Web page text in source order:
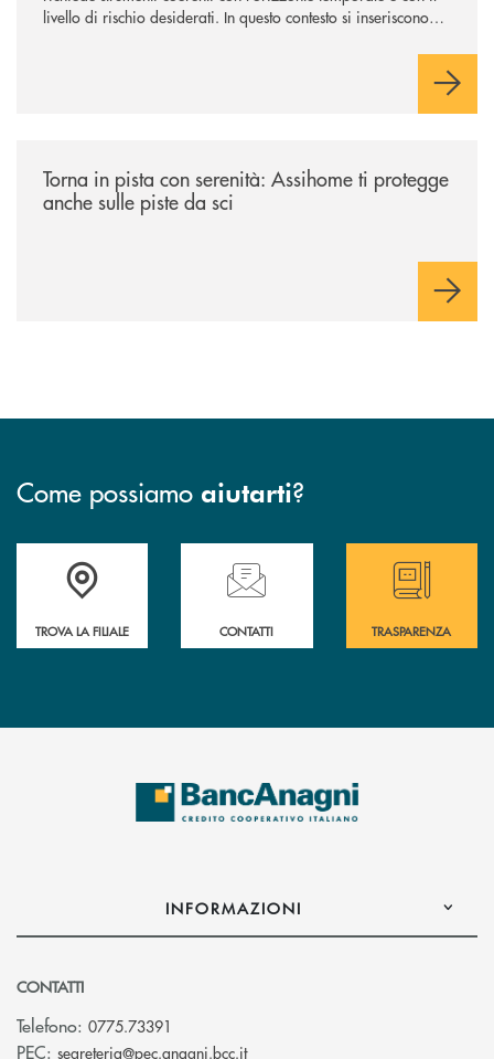
livello di rischio desiderati. In questo contesto si inseriscono
soluzioni tra loro complementari, pensate per accompagnare
Torna in pista con serenità: Assihome ti protegge
anche sulle piste da sci
Come possiamo aiutarti?
Accedi all' elenco completo delle filiali
TROVA LA FILIALE
Hai bisogno di assistenza immediata ?
CONTATTI
Hai bisogno di
TRASPARENZA
INFORMAZIONI
CONTATTI
Telefono: 0775.73391
PEC: segreteria@pec.anagni.bcc.it(si apre l’app di posta